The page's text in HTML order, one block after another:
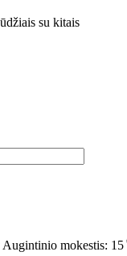
su kitais
Augintinio mokestis: 15